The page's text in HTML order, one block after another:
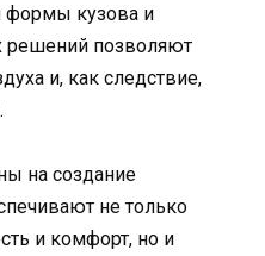
формы кузова и
решений позволяют
и, как следствие,
на создание
не только
и комфорт, но и